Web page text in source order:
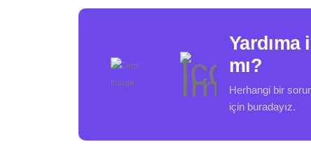
Yardıma
mı?
Herhangi bir
için buradayız.